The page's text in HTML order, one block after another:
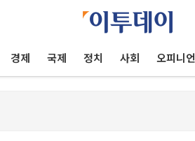
경제 국제 정치 사회 오피니언